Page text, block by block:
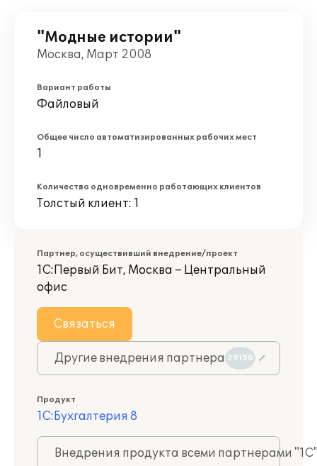
"Модные истории"
Москва, Март 2008
Вариант работы
Файловый
Общее число автоматизированных рабочих мест
1
Количество одновременно работающих клиентов
Толстый клиент: 1
Партнер, осуществивший внедрение/проект
1С:Первый Бит, Москва – Центральный
офис
Связаться
Другие внедрения партнера 29150
Продукт
1С:Бухгалтерия 8
Внедрения продукта всеми партнерами